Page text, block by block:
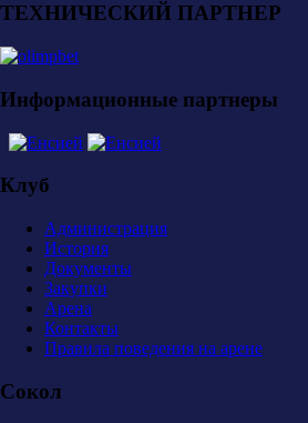
ТЕХНИЧЕСКИЙ ПАРТНЕР
Информационные партнеры
Клуб
Администрация
История
Документы
Закупки
Арена
Контакты
Правила поведения на арене
Сокол